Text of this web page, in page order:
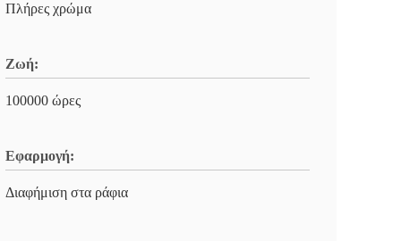
Πλήρες χρώμα
Ζωή:
100000 ώρες
Εφαρμογή:
Διαφήμιση στα ράφια